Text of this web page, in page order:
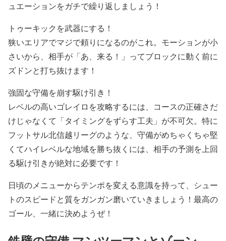
ュエーションをガチで繰り返しましょう！
トゥーキックを武器にする！
狭いエリアでマジで頼りになるのがこれ。モーションが小
さいから、相手が「あ、来る！」ってブロックに動く前に
ズドンと打ち抜けます！
強固な守備を崩す駆け引き！
レベルの高いゴレイロを攻略するには、コースの正確さだ
けじゃなくて「タイミングをずらす工夫」が不可欠。特に
フットサル北信越リーグのような、守備がめちゃくちゃ堅
くてハイレベルな地域を勝ち抜くには、相手の予測を上回
る駆け引きが絶対に必要です！
日頃のメニューからテンポを変える意識を持って、シュー
トのスピードと質をガンガン磨いていきましょう！最高の
ゴール、一緒に決めようぜ！